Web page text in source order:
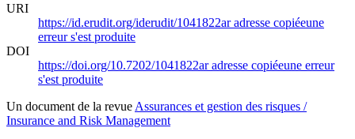
URI
https://id.erudit.org/iderudit/1041822aradresse copiéeune
erreur s'est produite
DOI
https://doi.org/10.7202/1041822aradresse copiéeune erreur
s'est produite
Un document de la revue Assurances et gestion des risques /
Insurance and Risk Management